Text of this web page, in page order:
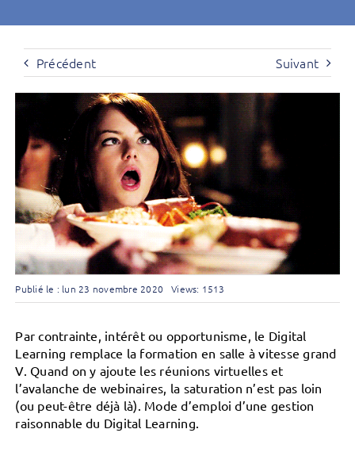
Précédent Suivant
Publié le : lun 23 novembre 2020 Views: 1513
Par contrainte, intérêt ou opportunisme, le Digital
Learning remplace la formation en salle à vitesse grand
V. Quand on y ajoute les réunions virtuelles et
l’avalanche de webinaires, la saturation n’est pas loin
(ou peut-être déjà là). Mode d’emploi d’une gestion
raisonnable du Digital Learning.